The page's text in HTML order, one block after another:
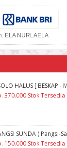
ELA NURLAELA
HALUS [ BESKAP -
370.000 Stok Tersedia
SUNDA ( Pangsi-
150.000 Stok Tersedia